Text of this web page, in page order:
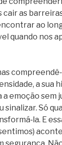
as
ao
quando nos
a sua
emoção
Só
E